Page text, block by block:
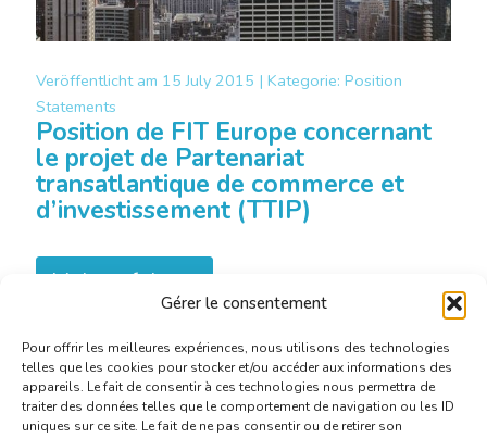
Gérer le consentement
Pour offrir les meilleures expériences, nous utilisons des technologies
telles que les cookies pour stocker et/ou accéder aux informations des
appareils. Le fait de consentir à ces technologies nous permettra de
traiter des données telles que le comportement de navigation ou les ID
uniques sur ce site. Le fait de ne pas consentir ou de retirer son
Veröffentlicht am 15 July 2015 | Kategorie: Position
Statements
Position de FIT Europe concernant
le projet de Partenariat
transatlantique de commerce et
d’investissement (TTIP)
Mehr erfahren